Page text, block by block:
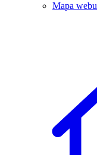
Mapa webu